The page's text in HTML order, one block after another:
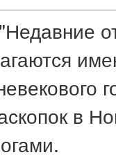
в